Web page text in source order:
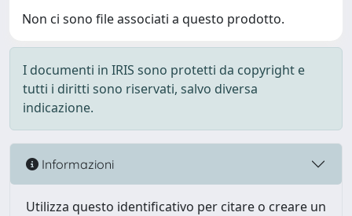
Non ci sono file associati a questo prodotto.
I documenti in IRIS sono protetti da copyright e
tutti i diritti sono riservati, salvo diversa
indicazione.
Informazioni
Utilizza questo identificativo per citare o creare un